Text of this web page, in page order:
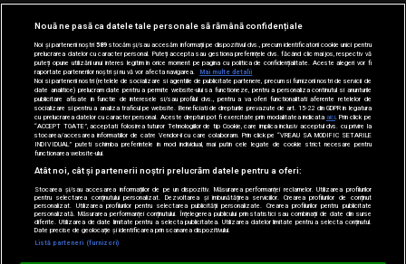
drepturile rezervate.
Nouă ne pasă ca datele tale personale să rămână confidențiale
Noi și partenerii noștri589stocăm și/sau accesăm informații pe dispozitivul dvs., precum identificatorii cookie unici pentru
prelucrarea datelor cu caracter personal. Puteți accepta sau gestiona preferințele dvs. făcând clic mai jos, respectiv vă
puteți opune utilizării unui interes legitim în orice moment pe pagina cu politica de confidențialitate. Aceste alegeri vor fi
raportate partenerilor noștri și nu vă vor afecta navigarea.
Mai multe detalii
Noi si partenerii nostri (retelele de socializare si agentiile de publicitate partenere, precum si furnizorii nostri de servicii de
date analitice) prelucram date pentru a permite website-ului sa functioneze, pentru a personaliza continutul si anunturile
publicitare afisate in functie de interesele si/sau profilul dvs., pentru a va oferi functionalitati aferente retelelor de
socializare si pentru a analiza traficul pe website. Beneficiati de drepturile prevazute de art. 15-22 din GDPR in legatura
cu prelucrarea datelor cu caracter personal. Aceste drepturi pot fi exercitate prin modalitatea indicataaici . Prin click pe
“ACCEPT TOATE”, acceptati folosirea tuturor Tehnologiilor de tip Cookie, care implica inclusiv acceptul dvs. cu privire la
stocarea/accesarea informatiilor de catre Vendor-ii cu care colaboram. Prin click pe “VREAU SA MODIFIC SETARILE
INDIVIDUAL” puteti schimba preferintele in mod individual, mai putin cele legate de cookie strict necesare pentru
functionarea website-ului.
Atât noi, cât și partenerii noștri prelucrăm datele pentru a oferi:
Stocarea și/sau accesarea informațiilor de pe un dispozitiv. Măsurarea performanței reclamelor. Utilizarea profilurilor
pentru selectarea conținutului personalizat. Dezvoltarea și îmbunătățirea serviciilor. Crearea profilurilor de conținut
personalizat. Utilizarea profilurilor pentru selectarea publicității personalizate. Crearea profilurilor pentru publicitate
personalizată. Măsurarea performanței conținutului. Înțelegerea publicului prin statistici sau combinații de date din surse
diferite. Utilizarea de date limitate pentru a selecta publicitatea. Utilizarea datelor limitate pentru a selecta conținutul.
Date precise de geolocație și identificarea prin scanarea dispozitivului.
Listă parteneri (furnizori)